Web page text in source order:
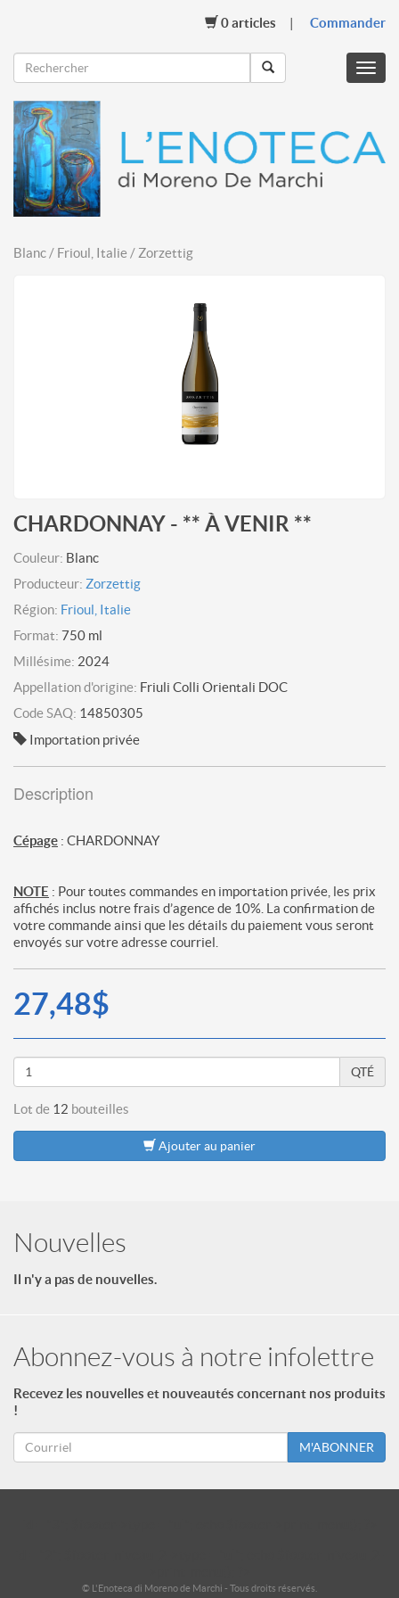
0articles Commander
Menu
Blanc / Frioul, Italie / Zorzettig
CHARDONNAY - ** À VENIR **
Couleur: Blanc
Producteur: Zorzettig
Région: Frioul, Italie
Format: 750 ml
Millésime: 2024
Appellation d'origine: Friuli Colli Orientali DOC
Code SAQ: 14850305
Importation privée
Description
Cépage : CHARDONNAY
NOTE : Pour toutes commandes en importation privée, les prix
affichés inclus notre frais d’agence de 10%. La confirmation de
votre commande ainsi que les détails du paiement vous seront
envoyés sur votre adresse courriel.
27,48$
QTÉ
Lot de 12 bouteilles
Ajouter au panier
Nouvelles
Il n'y a pas de nouvelles.
Abonnez-vous à notre infolettre
Recevez les nouvelles et nouveautés concernant nos produits
!
M'ABONNER
© L'Enoteca di Moreno de Marchi - Tous droits réservés.